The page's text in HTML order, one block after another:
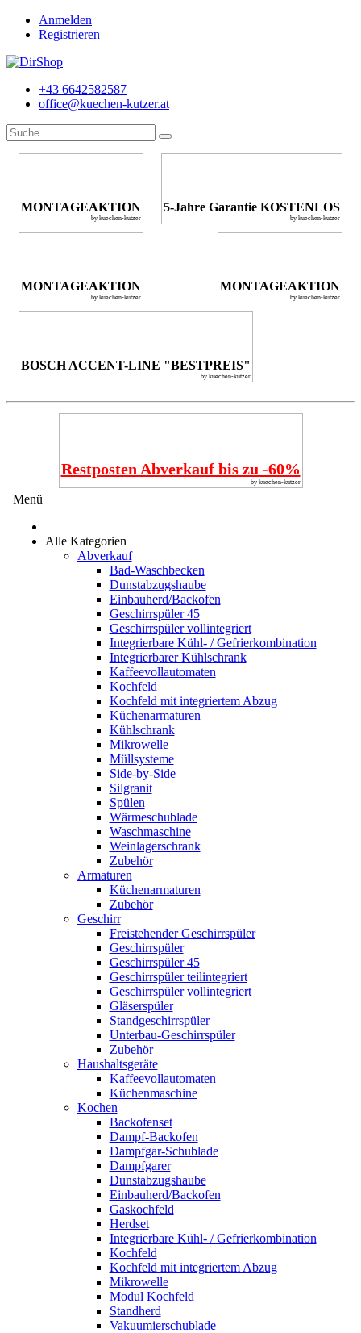
Anmelden
Registrieren
+43 6642582587
office@kuechen-kutzer.at
MONTAGEAKTION
by kuechen-kutzer
5-Jahre Garantie KOSTENLOS
by kuechen-kutzer
MONTAGEAKTION
by kuechen-kutzer
MONTAGEAKTION
by kuechen-kutzer
BOSCH ACCENT-LINE "BESTPREIS"
by kuechen-kutzer
Restposten Abverkauf bis zu -60%
by kuechen-kutzer
Menü
Alle Kategorien
Abverkauf
Bad-Waschbecken
Dunstabzugshaube
Einbauherd/Backofen
Geschirrspüler 45
Geschirrspüler vollintegriert
Integrierbare Kühl- / Gefrierkombination
Integrierbarer Kühlschrank
Kaffeevollautomaten
Kochfeld
Kochfeld mit integriertem Abzug
Küchenarmaturen
Kühlschrank
Mikrowelle
Müllsysteme
Side-by-Side
Silgranit
Spülen
Wärmeschublade
Waschmaschine
Weinlagerschrank
Zubehör
Armaturen
Küchenarmaturen
Zubehör
Geschirr
Freistehender Geschirrspüler
Geschirrspüler
Geschirrspüler 45
Geschirrspüler teilintegriert
Geschirrspüler vollintegriert
Gläserspüler
Standgeschirrspüler
Unterbau-Geschirrspüler
Zubehör
Haushaltsgeräte
Kaffeevollautomaten
Küchenmaschine
Kochen
Backofenset
Dampf-Backofen
Dampfgar-Schublade
Dampfgarer
Dunstabzugshaube
Einbauherd/Backofen
Gaskochfeld
Herdset
Integrierbare Kühl- / Gefrierkombination
Kochfeld
Kochfeld mit integriertem Abzug
Mikrowelle
Modul Kochfeld
Standherd
Vakuumierschublade